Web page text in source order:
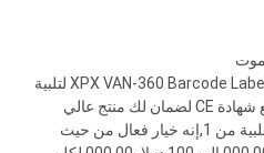
تم تصميم XPX VAN-360 Barcode Label Die Cutting Machine لتلبية
احتياجاتك المحددة. وهي معتمدة مع شهادة CE لضمان لك منتج عالي
الجودة. مع الحد الأدنى للكميات الطلبية من 1,إنه خيار فعال من حيث